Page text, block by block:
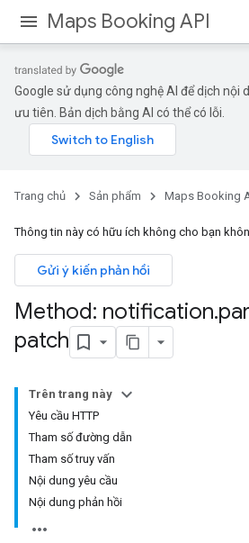
Maps Booking API
Google sử dụng công nghệ AI để dịch nội
ưu tiên. Bản dịch bằng AI có thể có lỗi.
Trang chủ Sản phẩm Maps Booking
Thông tin này có hữu ích không cho bạn
Gửi ý kiến phản hồi
Method: notification.
patch
Trên trang này
Yêu cầu HTTP
Tham số đường dẫn
Tham số truy vấn
Nội dung yêu cầu
Nội dung phản hồi